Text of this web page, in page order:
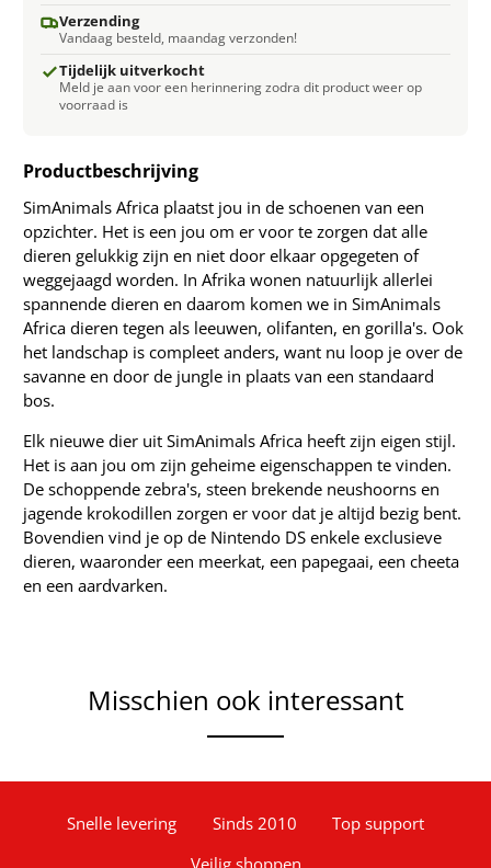
Verzending
Vandaag besteld, maandag verzonden!
Tijdelijk uitverkocht
Meld je aan voor een herinnering zodra dit product weer op
voorraad is
Productbeschrijving
SimAnimals Africa plaatst jou in de schoenen van een
opzichter. Het is een jou om er voor te zorgen dat alle
dieren gelukkig zijn en niet door elkaar opgegeten of
weggejaagd worden. In Afrika wonen natuurlijk allerlei
spannende dieren en daarom komen we in SimAnimals
Africa dieren tegen als leeuwen, olifanten, en gorilla's. Ook
het landschap is compleet anders, want nu loop je over de
savanne en door de jungle in plaats van een standaard
bos.
Elk nieuwe dier uit SimAnimals Africa heeft zijn eigen stijl.
Het is aan jou om zijn geheime eigenschappen te vinden.
De schoppende zebra's, steen brekende neushoorns en
jagende krokodillen zorgen er voor dat je altijd bezig bent.
Bovendien vind je op de Nintendo DS enkele exclusieve
dieren, waaronder een meerkat, een papegaai, een cheeta
en een aardvarken.
Misschien ook interessant
Snelle levering Sinds 2010
Top support